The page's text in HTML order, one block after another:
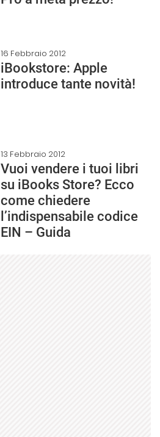
16 Febbraio 2012
iBookstore: Apple
introduce tante novità!
13 Febbraio 2012
Vuoi vendere i tuoi libri
su iBooks Store? Ecco
come chiedere
l’indispensabile codice
EIN – Guida